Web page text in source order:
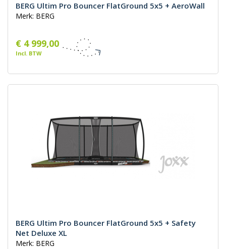
BERG Ultim Pro Bouncer FlatGround 5x5 + AeroWall
Merk: BERG
€ 4 999,00
Incl. BTW
BERG Ultim Pro Bouncer FlatGround 5x5 + Safety
Net Deluxe XL
Merk: BERG